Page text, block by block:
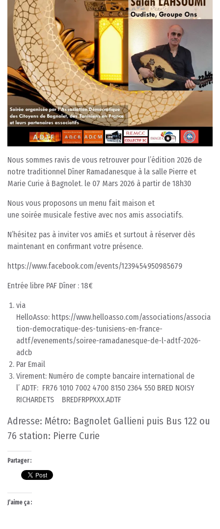
Nous sommes ravis de vous retrouver pour l’édition 2026 de
notre traditionnel Dîner Ramadanesque à la salle Pierre et
Marie Curie à Bagnolet. le 07 Mars 2026 à partir de 18h30
Nous vous proposons un menu fait maison et
une soirée musicale festive avec nos amis associatifs.
N’hésitez pas à inviter vos amiEs et surtout à réserver dès
maintenant en confirmant votre présence.
https://www.facebook.com/events/1239454950985679
Entrée libre PAF Dîner : 18€
via
HelloAsso: https://www.helloasso.com/associations/associa
tion-democratique-des-tunisiens-en-france-
adtf/evenements/soiree-ramadanesque-de-l-adtf-2026-
adcb
Par Email
Virement: Numéro de compte bancaire international de
l’ ADTF: FR76 1010 7002 4700 8150 2364 550 BRED NOISY
RICHARDETS BREDFRPPXXX.ADTF
Adresse: Métro: Bagnolet Gallieni puis Bus 122 ou
76 station: Pierre Curie
Partager :
J’aime ça :